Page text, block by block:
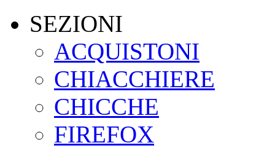
SEZIONI
ACQUISTONI
CHIACCHIERE
CHICCHE
FIREFOX